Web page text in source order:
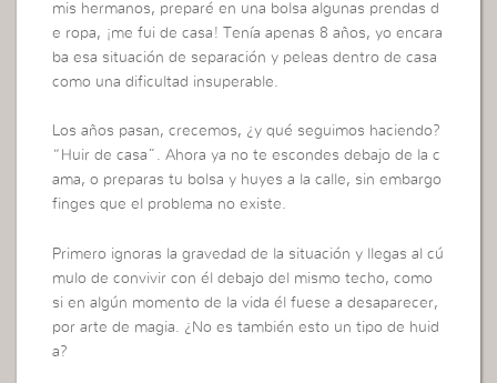
mis hermanos, preparé en una bolsa algunas prendas d
e ropa, ¡me fui de casa! Tenía apenas 8 años, yo encara
ba esa situación de separación y peleas dentro de casa
como una dificultad insuperable.
Los años pasan, crecemos, ¿y qué seguimos haciendo?
“Huir de casa”. Ahora ya no te escondes debajo de la c
ama, o preparas tu bolsa y huyes a la calle, sin embargo
finges que el problema no existe.
Primero ignoras la gravedad de la situación y llegas al cú
mulo de convivir con él debajo del mismo techo, como
si en algún momento de la vida él fuese a desaparecer,
por arte de magia. ¿No es también esto un tipo de huid
a?